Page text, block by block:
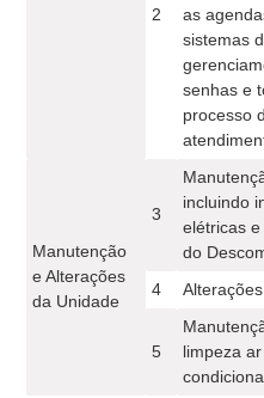
2
as
sistemas
senhas e
processo
Manutenção
e Alterações
da Unidade
3
incluindo
elétricas
do
4
5
limpeza ar